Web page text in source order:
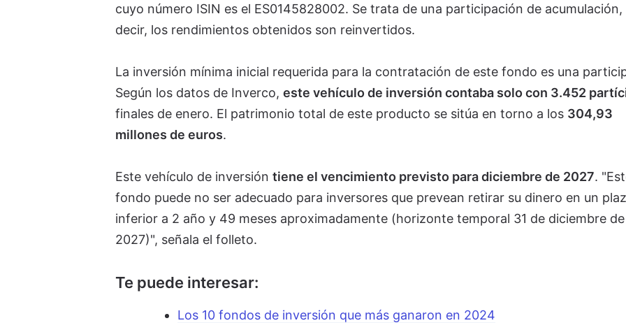
cuyo número ISIN es el ES0145828002. Se trata de una participación de acumulación,
decir, los rendimientos obtenidos son reinvertidos.
La inversión mínima inicial requerida para la contratación de este fondo es una
Según los datos de Inverco, este vehículo de inversión contaba solo con 3.452
finales de enero. El patrimonio total de este producto se sitúa en torno a los 304,93
millones de euros.
Este vehículo de inversión tiene el vencimiento previsto para diciembre de 2027.
fondo puede no ser adecuado para inversores que prevean retirar su dinero en un
inferior a 2 año y 49 meses aproximadamente (horizonte temporal 31 de diciembre de
2027)", señala el folleto.
Te puede interesar:
Los 10 fondos de inversión que más ganaron en 2024